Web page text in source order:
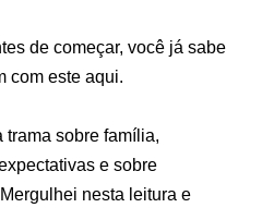
de começar, você já sabe
com este aqui.
trama sobre família,
e sobre
nesta leitura e